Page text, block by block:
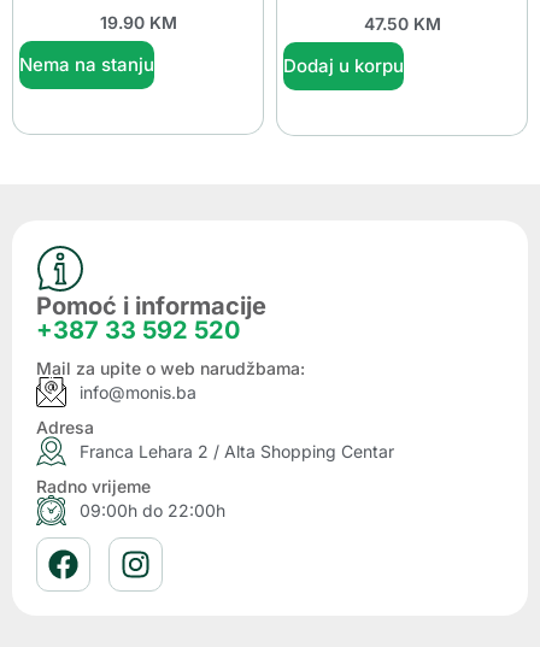
19.90 KM
Nema na stanju
47.50 KM
Dodaj u korpu
Pomoć i informacije
+387 33 592 520
Mail za upite o web narudžbama:
info@monis.ba
Adresa
Franca Lehara 2 / Alta Shopping Centar
Radno vrijeme
09:00h do 22:00h